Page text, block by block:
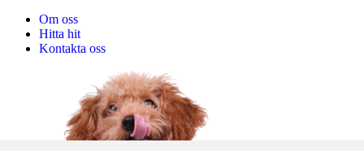
Om oss
Hitta hit
Kontakta oss